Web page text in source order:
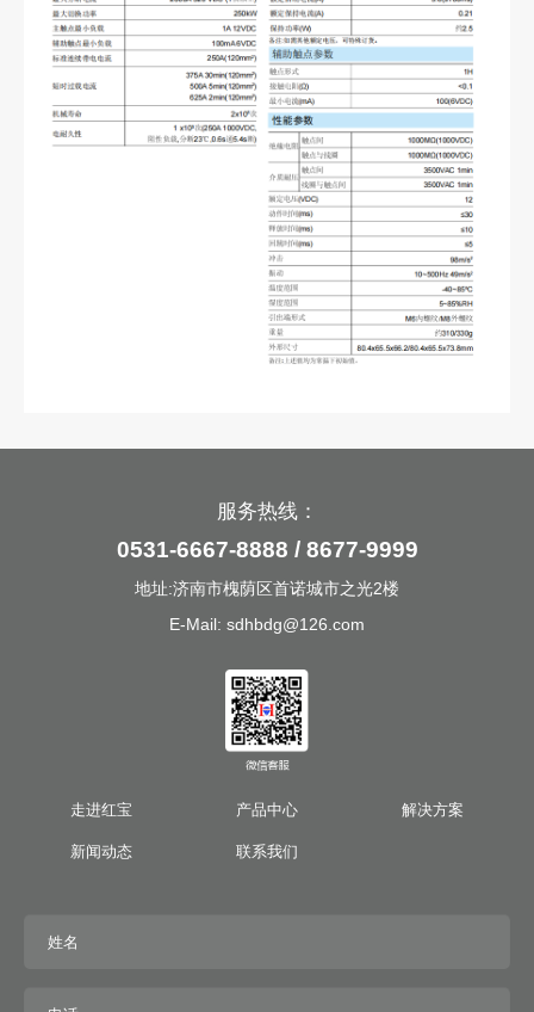
服务热线：
0531-6667-8888 / 8677-9999
地址:济南市槐荫区首诺城市之光2楼
E-Mail: sdhbdg@126.com
走进红宝 产品中心 解决方案
新闻动态 联系我们